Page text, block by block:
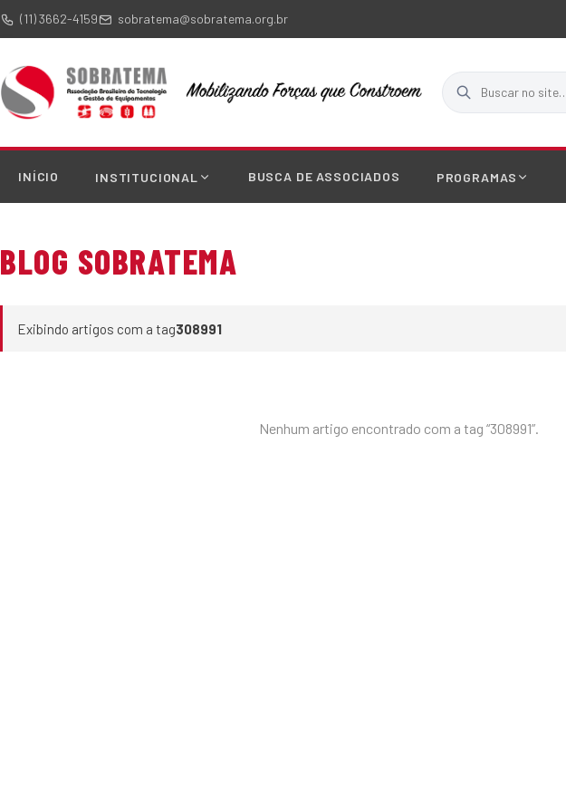
(11) 3662-4159 sobratema@sobratema.org.br
Buscar no site
INÍCIO INSTITUCIONAL BUSCA DE ASSOCIADOS PROGRAMAS
BLOG SOBRATEMA
Exibindo artigos com a tag308991
Nenhum artigo encontrado com a tag “308991”.